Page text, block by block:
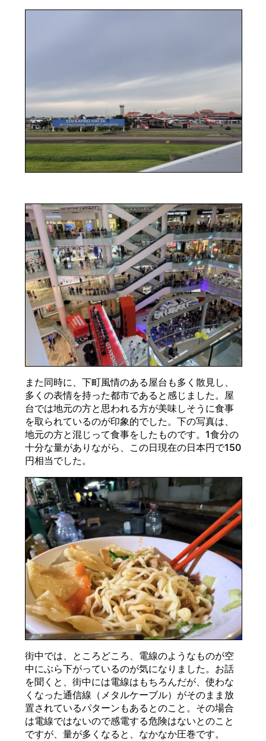
また同時に、下町風情のある屋台も多く散見し、
多くの表情を持った都市であると感じました。屋
台では地元の方と思われる方が美味しそうに食事
を取られているのが印象的でした。下の写真は、
地元の方と混じって食事をしたものです。1食分の
十分な量がありながら、この日現在の日本円で150
円相当でした。
街中では、ところどころ、電線のようなものが空
中にぶら下がっているのが気になりました。お話
を聞くと、街中には電線はもちろんだが、使わな
くなった通信線（メタルケーブル）がそのまま放
置されているパターンもあるとのこと。その場合
は電線ではないので感電する危険はないとのこと
ですが、量が多くなると、なかなか圧巻です。